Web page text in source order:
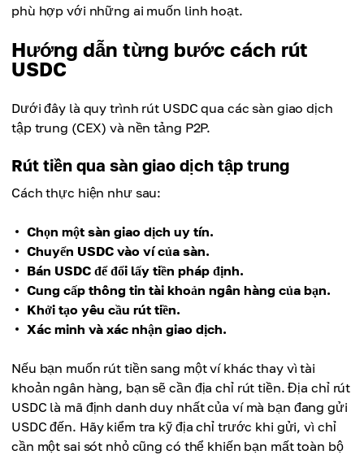
phù hợp với những ai muốn linh hoạt.
Hướng dẫn từng bước cách rút
USDC
Dưới đây là quy trình rút USDC qua các sàn giao dịch
tập trung (CEX) và nền tảng P2P.
Rút tiền qua sàn giao dịch tập trung
Cách thực hiện như sau:
Chọn một sàn giao dịch uy tín.
Chuyển USDC vào ví của sàn.
Bán USDC để đổi lấy tiền pháp định.
Cung cấp thông tin tài khoản ngân hàng của bạn.
Khởi tạo yêu cầu rút tiền.
Xác minh và xác nhận giao dịch.
Nếu bạn muốn rút tiền sang một ví khác thay vì tài
khoản ngân hàng, bạn sẽ cần địa chỉ rút tiền. Địa chỉ rút
USDC là mã định danh duy nhất của ví mà bạn đang gửi
USDC đến. Hãy kiểm tra kỹ địa chỉ trước khi gửi, vì chỉ
cần một sai sót nhỏ cũng có thể khiến bạn mất toàn bộ